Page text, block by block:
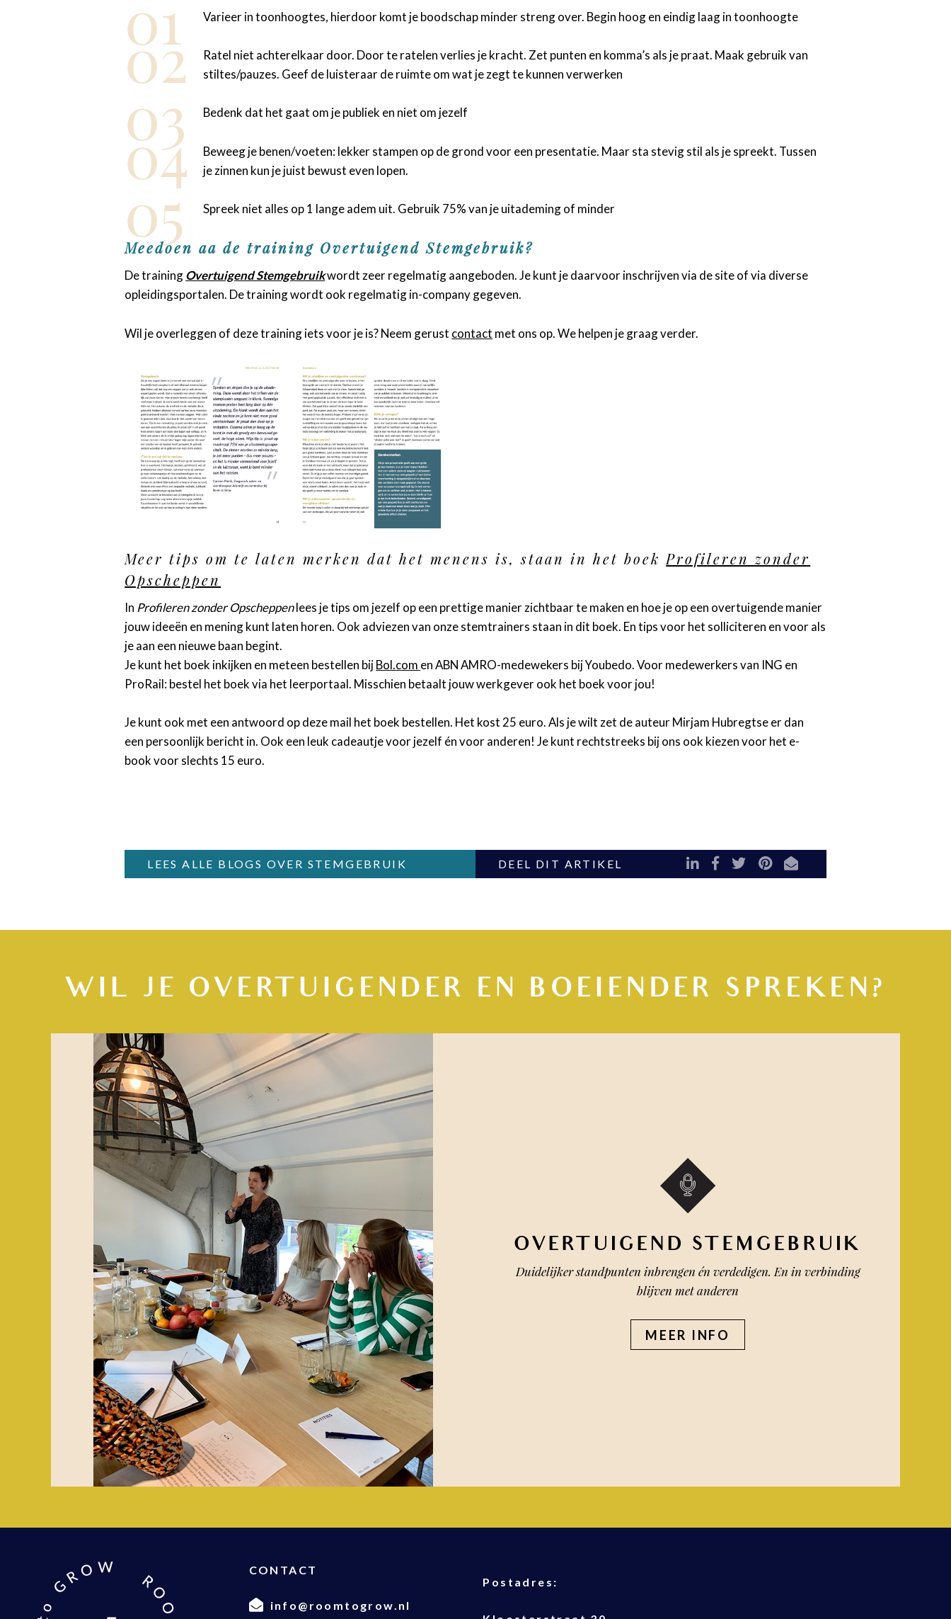
Varieer in toonhoogtes, hierdoor komt je boodschap minder streng over. Begin hoog en eindig laag in toonhoogte
Ratel niet achterelkaar door. Door te ratelen verlies je kracht. Zet punten en komma’s als je praat. Maak gebruik van
stiltes/pauzes. Geef de luisteraar de ruimte om wat je zegt te kunnen verwerken
Bedenk dat het gaat om je publiek en niet om jezelf
Beweeg je benen/voeten: lekker stampen op de grond voor een presentatie. Maar sta stevig stil als je spreekt. Tussen
je zinnen kun je juist bewust even lopen.
Spreek niet alles op 1 lange adem uit. Gebruik 75% van je uitademing of minder
Meedoen aa detraining Overtuigend Stemgebruik?
De trainingOvertuigend Stemgebruikwordt zeer regelmatig aangeboden. Je kunt je daarvoor inschrijven via de site of via diverse
opleidingsportalen. De training wordt ook regelmatig in-company gegeven.
Wil je overleggen of deze training iets voor je is? Neem gerust contact met ons op. We helpen je graag verder.
Meer tips om te laten merken dat het menens is, staan in het boek Profileren zonder
Opscheppen
In Profileren zonder Opscheppenlees je tips om jezelf op een prettige manier zichtbaar te maken en hoe je op een overtuigende manier
jouw ideeën en mening kunt laten horen. Ook adviezen van onze stemtrainers staan in dit boek. En tips voor het solliciteren en voor als
je aan een nieuwe baan begint.
Je kunt het boek inkijken en meteen bestellen bijBol.com en ABN AMRO-medewekers bij Youbedo. Voor medewerkers van ING en
ProRail: bestel het boek via het leerportaal. Misschien betaalt jouw werkgever ook het boek voor jou!
Je kunt ook met een antwoord op deze mail het boek bestellen. Het kost 25 euro. Als je wilt zet de auteur Mirjam Hubregtse er dan
een persoonlijk bericht in. Ook een leuk cadeautje voor jezelf én voor anderen!Je kunt rechtstreeks bij ons ook kiezen voor het e-
book voor slechts 15 euro.
LEES ALLE BLOGS OVER STEMGEBRUIK DEEL DIT ARTIKEL LinkedIn
Facebook
Twitter
Pinterest
E-mail
WIL JE OVERTUIGENDER EN BOEIENDER SPREKEN?
OVERTUIGEND STEMGEBRUIK
Duidelijker standpunten inbrengen én verdedigen. En in verbinding
blijven met anderen
MEER INFO
CONTACT
info@roomtogrow.nl
Postadres: